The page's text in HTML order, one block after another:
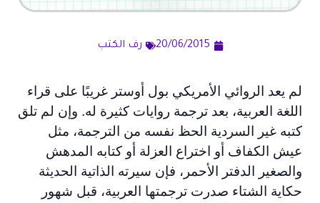
20/06/2015 رف الكتب
لم يعد الروائي الأمريكي بول أوستر غريبًا على قراء
اللغة العربية، بعد ترجمة روايات كثيرة له. وإن لم تلق
كتبه غير السردية الحظ نفسه من الترجمة، مثل
عيش الكفاف أو اختراع العزلة أو كتابه المدهش
والصغير الدفتر الأحمر، فإن سيرته الذاتية الحديثة
حكاية الشتاء صدرت ترجمتها العربية، قبل شهور